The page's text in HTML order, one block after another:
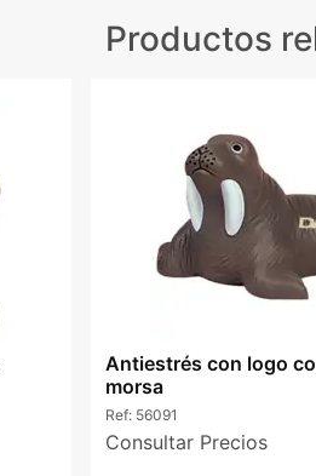
Productos
Antiestrés con logo
morsa
Ref: 56091
Consultar Precios